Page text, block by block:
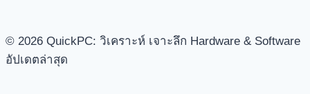
© 2026 QuickPC: วิเคราะห์ เจาะลึก Hardware & Software
อัปเดตล่าสุด